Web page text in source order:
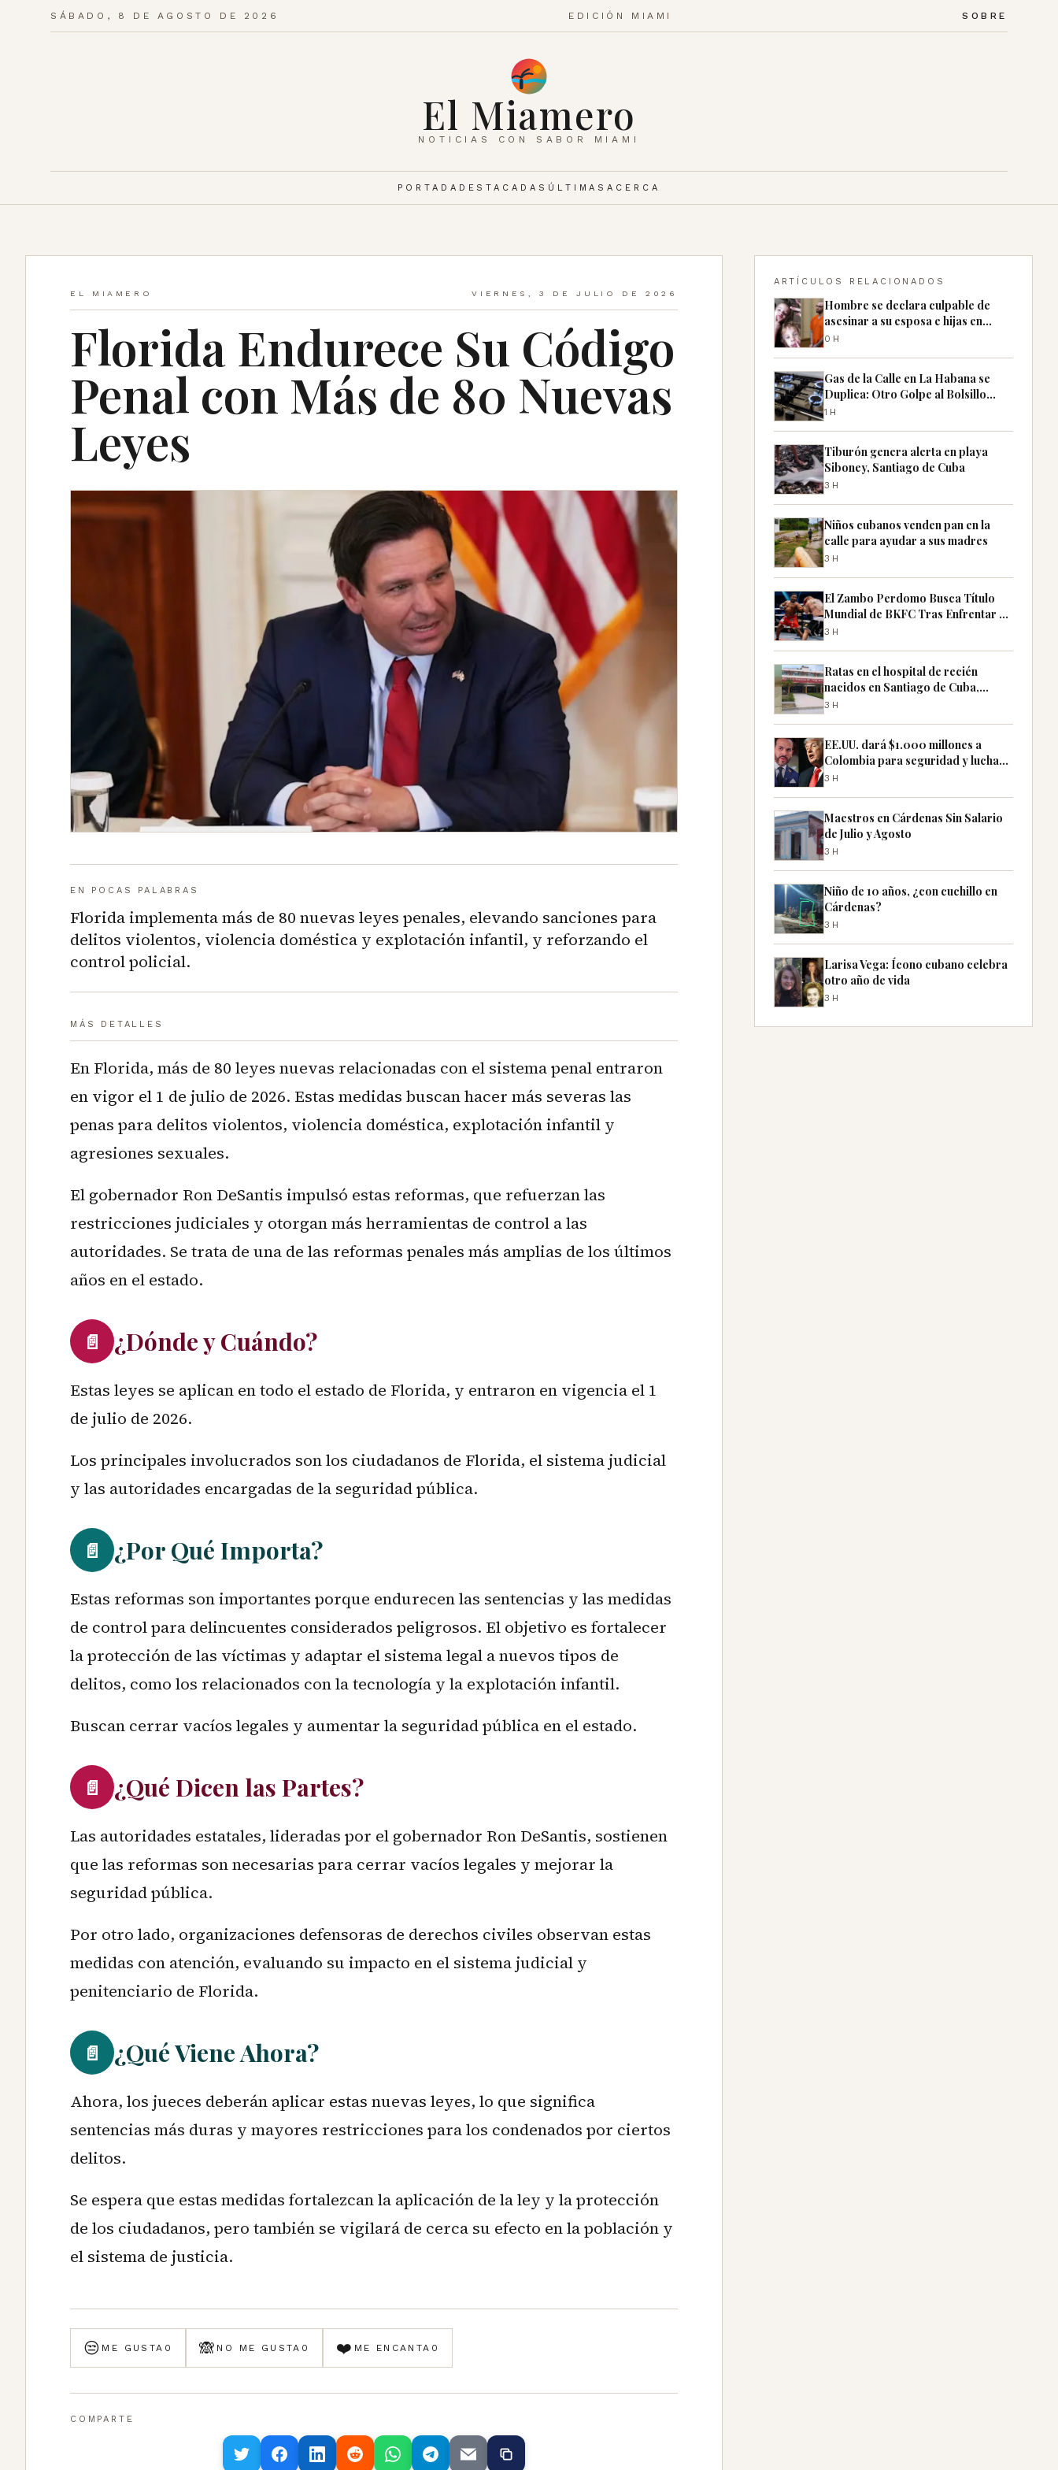
SÁBADO, 8 DE AGOSTO DE 2026 EDICIÓN MIAMI SOBRE
El Miamero
NOTICIAS CON SABOR MIAMI
PORTADA DESTACADAS ÚLTIMASACERCA
EL MIAMERO VIERNES, 3 DE JULIO DE 2026
Florida Endurece Su Código
Penal con Más de 80 Nuevas
Leyes
EN POCAS PALABRAS
Florida implementa más de 80 nuevas leyes penales, elevando sanciones para
delitos violentos, violencia doméstica y explotación infantil, y reforzando el
control policial.
MÁS DETALLES
En Florida, más de 80 leyes nuevas relacionadas con el sistema penal entraron
en vigor el 1 de julio de 2026. Estas medidas buscan hacer más severas las
penas para delitos violentos, violencia doméstica, explotación infantil y
agresiones sexuales.
El gobernador Ron DeSantis impulsó estas reformas, que refuerzan las
restricciones judiciales y otorgan más herramientas de control a las
autoridades. Se trata de una de las reformas penales más amplias de los últimos
años en el estado.
📄 ¿Dónde y Cuándo?
Estas leyes se aplican en todo el estado de Florida, y entraron en vigencia el 1
de julio de 2026.
Los principales involucrados son los ciudadanos de Florida, el sistema judicial
y las autoridades encargadas de la seguridad pública.
📄 ¿Por Qué Importa?
Estas reformas son importantes porque endurecen las sentencias y las medidas
de control para delincuentes considerados peligrosos. El objetivo es fortalecer
la protección de las víctimas y adaptar el sistema legal a nuevos tipos de
delitos, como los relacionados con la tecnología y la explotación infantil.
Buscan cerrar vacíos legales y aumentar la seguridad pública en el estado.
📄 ¿Qué Dicen las Partes?
Las autoridades estatales, lideradas por el gobernador Ron DeSantis, sostienen
que las reformas son necesarias para cerrar vacíos legales y mejorar la
seguridad pública.
Por otro lado, organizaciones defensoras de derechos civiles observan estas
medidas con atención, evaluando su impacto en el sistema judicial y
penitenciario de Florida.
📄 ¿Qué Viene Ahora?
Ahora, los jueces deberán aplicar estas nuevas leyes, lo que significa
sentencias más duras y mayores restricciones para los condenados por ciertos
delitos.
Se espera que estas medidas fortalezcan la aplicación de la ley y la protección
de los ciudadanos, pero también se vigilará de cerca su efecto en la población y
el sistema de justicia.
😒 ME GUSTA 0 🙈 NO ME GUSTA 0 ❤️ ME ENCANTA 0
COMPARTE
ARTÍCULOS RELACIONADOS
Hombre se declara culpable de
asesinar a su esposa e hijas en
Miami hace 14 años
0H
Gas de la Calle en La Habana se
Duplica: Otro Golpe al Bolsillo
Cubano
1H
Tiburón genera alerta en playa
Siboney, Santiago de Cuba
3H
Niños cubanos venden pan en la
calle para ayudar a sus madres
3H
El Zambo Perdomo Busca Título
Mundial de BKFC Tras Enfrentar a
Garrett
3H
Ratas en el hospital de recién
nacidos en Santiago de Cuba,
denuncian familiares
3H
EE.UU. dará $1.000 millones a
Colombia para seguridad y lucha
contra el narco
3H
Maestros en Cárdenas Sin Salario
de Julio y Agosto
3H
Niño de 10 años, ¿con cuchillo en
Cárdenas?
3H
Larisa Vega: Ícono cubano celebra
otro año de vida
3H